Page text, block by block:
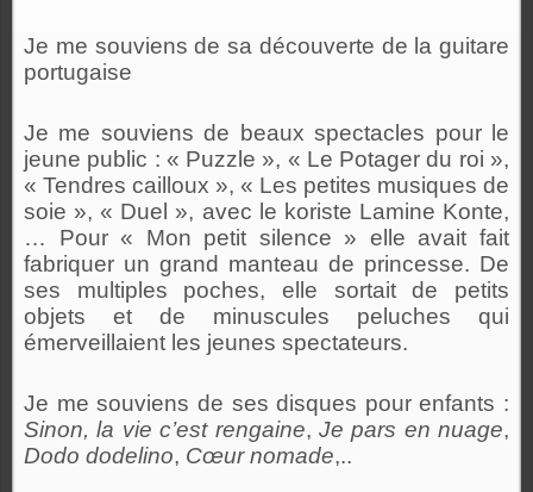
Je me souviens de sa découverte de la guitare
portugaise
Je me souviens de beaux spectacles pour le
jeune public : « Puzzle », « Le Potager du roi »,
« Tendres cailloux », « Les petites musiques de
soie », « Duel », avec le koriste Lamine Konte,
… Pour « Mon petit silence » elle avait fait
fabriquer un grand manteau de princesse. De
ses multiples poches, elle sortait de petits
objets et de minuscules peluches qui
émerveillaient les jeunes spectateurs.
Je me souviens de ses disques pour enfants :
Sinon, la vie c’est rengaine, Je pars en nuage,
Dodo dodelino, Cœur nomade,..